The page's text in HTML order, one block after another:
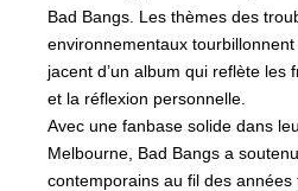
Bad Bangs. Les thèmes des
environnementaux
jacent d’un album qui reflète les
et la réflexion personnelle.
Avec une fanbase solide dans
Melbourne, Bad Bangs a
contemporains au fil des